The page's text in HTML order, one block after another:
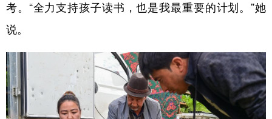
考。“全力支持孩子读书，也是我最重要的计划。”她
说。